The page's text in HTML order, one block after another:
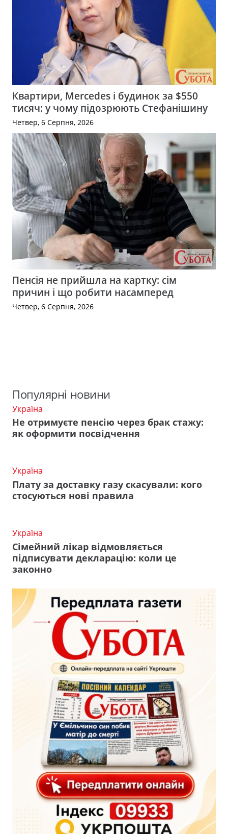
Квартири, Mercedes і будинок за $550
тисяч: у чому підозрюють Стефанішину
Четвер, 6 Серпня, 2026
Пенсія не прийшла на картку: сім
причин і що робити насамперед
Четвер, 6 Серпня, 2026
Популярні новини
Україна
Не отримуєте пенсію через брак стажу:
як оформити посвідчення
Україна
Плату за доставку газу скасували: кого
стосуються нові правила
Україна
Сімейний лікар відмовляється
підписувати декларацію: коли це
законно